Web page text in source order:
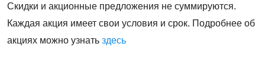
Скидки и акционные предложения не суммируются.
Каждая акция имеет свои условия и срок. Подробнее об
акциях можно узнать здесь